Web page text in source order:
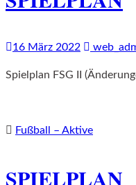
16 März 2022
Spielplan FSG II
Fußball – Aktive
SPIELPLAN